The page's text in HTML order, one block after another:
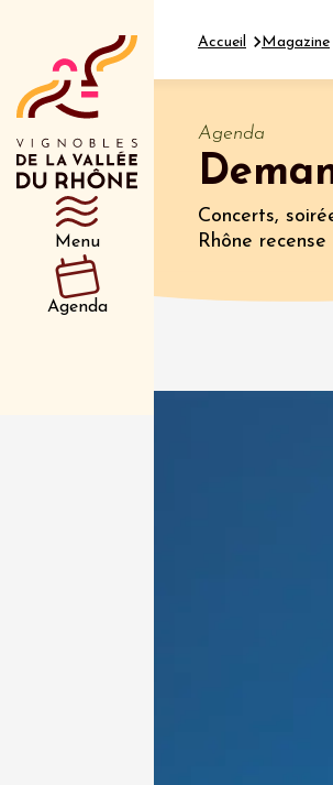
Menu
Agenda
Département
Accueil Magazine
Agenda
Concerts,
Rhône